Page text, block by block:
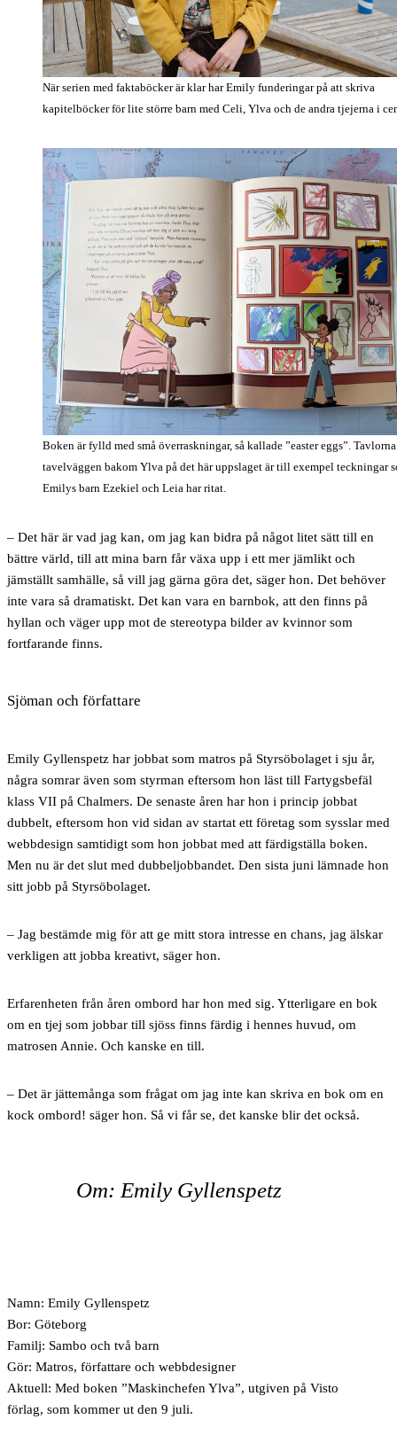
När serien med faktaböcker är klar har Emily funderingar på att skriva
kapitelböcker för lite större barn med Celi, Ylva och de andra tjejerna i
Boken är fylld med små överraskningar, så kallade ”easter eggs”.
tavelväggen bakom Ylva på det här uppslaget är till exempel teckningar
Emilys barn Ezekiel och Leia har ritat.
– Det här är vad jag kan, om jag kan bidra på något litet sätt till en
bättre värld, till att mina barn får växa upp i ett mer jämlikt och
jämställt samhälle, så vill jag gärna göra det, säger hon. Det behöver
inte vara så dramatiskt. Det kan vara en barnbok, att den finns på
hyllan och väger upp mot de stereotypa bilder av kvinnor som
fortfarande finns.
Sjöman och författare
Emily Gyllenspetz har jobbat som matros på Styrsöbolaget i sju år,
några somrar även som styrman eftersom hon läst till Fartygsbefäl
klass VII på Chalmers. De senaste åren har hon i princip jobbat
dubbelt, eftersom hon vid sidan av startat ett företag som sysslar med
webbdesign samtidigt som hon jobbat med att färdigställa boken.
Men nu är det slut med dubbeljobbandet. Den sista juni lämnade hon
sitt jobb på Styrsöbolaget.
– Jag bestämde mig för att ge mitt stora intresse en chans, jag älskar
verkligen att jobba kreativt, säger hon.
Erfarenheten från åren ombord har hon med sig. Ytterligare en bok
om en tjej som jobbar till sjöss finns färdig i hennes huvud, om
matrosen Annie. Och kanske en till.
– Det är jättemånga som frågat om jag inte kan skriva en bok om en
kock ombord! säger hon. Så vi får se, det kanske blir det också.
Om: Emily Gyllenspetz
Namn: Emily Gyllenspetz
Bor: Göteborg
Familj: Sambo och två barn
Gör: Matros, författare och webbdesigner
Aktuell: Med boken ”Maskinchefen Ylva”, utgiven på Visto
förlag, som kommer ut den 9 juli.